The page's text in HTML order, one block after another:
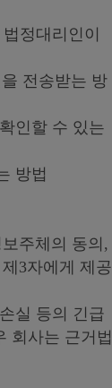
정대리인이
전송받는 방
인할 수 있는
방법
주체의 동의,
3자에게 제공
실 등의 긴급
회사는 근거법